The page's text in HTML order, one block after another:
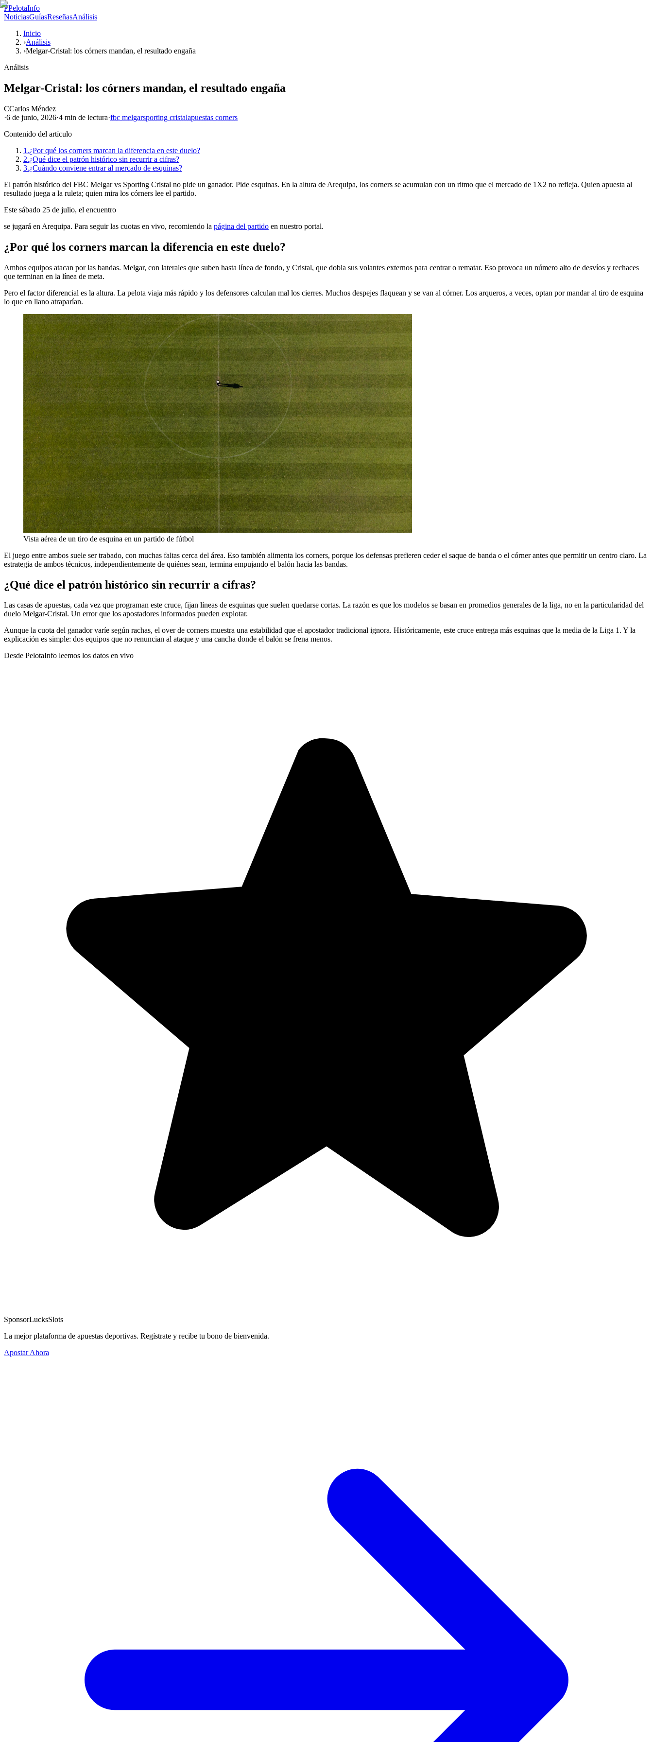
PPelotaInfo
NoticiasGuíasReseñasAnálisis
Inicio
›Análisis
›Melgar-Cristal: los córners mandan, el resultado engaña
Análisis
Melgar-Cristal: los córners mandan, el resultado engaña
CCarlos Méndez
·6 de junio, 2026·4 min de lectura·fbc melgarsporting cristalapuestas corners
Contenido del artículo
1.¿Por qué los corners marcan la diferencia en este duelo?
2.¿Qué dice el patrón histórico sin recurrir a cifras?
3.¿Cuándo conviene entrar al mercado de esquinas?
El patrón histórico del FBC Melgar vs Sporting Cristal no pide un ganador. Pide esquinas. En la altura de Arequipa, los corners se acumulan con un ritmo que el mercado de 1X2 no refleja. Quien apuesta al
resultado juega a la ruleta; quien mira los córners lee el partido.
Este sábado 25 de julio, el encuentro
se jugará en Arequipa. Para seguir las cuotas en vivo, recomiendo la página del partido en nuestro portal.
¿Por qué los corners marcan la diferencia en este duelo?
Ambos equipos atacan por las bandas. Melgar, con laterales que suben hasta línea de fondo, y Cristal, que dobla sus volantes externos para centrar o rematar. Eso provoca un número alto de desvíos y rechaces
que terminan en la línea de meta.
Pero el factor diferencial es la altura. La pelota viaja más rápido y los defensores calculan mal los cierres. Muchos despejes flaquean y se van al córner. Los arqueros, a veces, optan por mandar al tiro de esquina
lo que en llano atraparían.
Vista aérea de un tiro de esquina en un partido de fútbol
El juego entre ambos suele ser trabado, con muchas faltas cerca del área. Eso también alimenta los corners, porque los defensas prefieren ceder el saque de banda o el córner antes que permitir un centro claro. La
estrategia de ambos técnicos, independientemente de quiénes sean, termina empujando el balón hacia las bandas.
¿Qué dice el patrón histórico sin recurrir a cifras?
Las casas de apuestas, cada vez que programan este cruce, fijan líneas de esquinas que suelen quedarse cortas. La razón es que los modelos se basan en promedios generales de la liga, no en la particularidad del
duelo Melgar-Cristal. Un error que los apostadores informados pueden explotar.
Aunque la cuota del ganador varíe según rachas, el over de corners muestra una estabilidad que el apostador tradicional ignora. Históricamente, este cruce entrega más esquinas que la media de la Liga 1. Y la
explicación es simple: dos equipos que no renuncian al ataque y una cancha donde el balón se frena menos.
Desde PelotaInfo leemos los datos en vivo
SponsorLucksSlots
La mejor plataforma de apuestas deportivas. Regístrate y recibe tu bono de bienvenida.
Apostar Ahora